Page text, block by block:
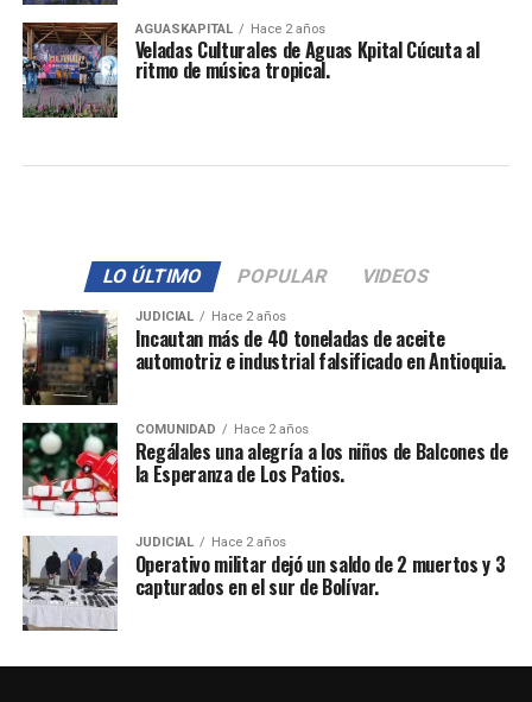
AGUASKAPITAL Hace 2 años
Veladas Culturales de Aguas Kpital Cúcuta al
ritmo de música tropical.
LO ÚLTIMO POPULAR VIDEOS
JUDICIAL Hace 2 años
Incautan más de 40 toneladas de aceite
automotriz e industrial falsificado en Antioquia.
COMUNIDAD Hace 2 años
Regálales una alegría a los niños de Balcones de
la Esperanza de Los Patios.
JUDICIAL Hace 2 años
Operativo militar dejó un saldo de 2 muertos y 3
capturados en el sur de Bolívar.